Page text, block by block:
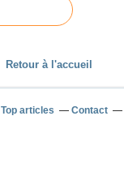
Retour à l'accueil
Top articles Contact